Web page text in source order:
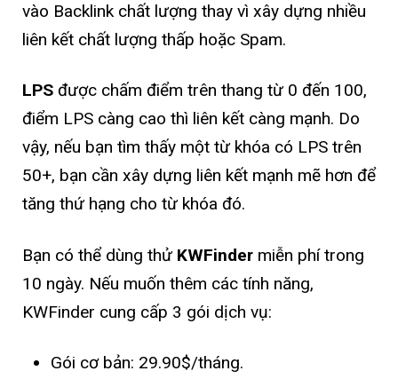
vào Backlink chất lượng thay vì xây dựng nhiều
liên kết chất lượng thấp hoặc Spam.
LPS được chấm điểm trên thang từ 0 đến 100,
điểm LPS càng cao thì liên kết càng mạnh. Do
vậy, nếu bạn tìm thấy một từ khóa có LPS trên
50+, bạn cần xây dựng liên kết mạnh mẽ hơn để
tăng thứ hạng cho từ khóa đó.
Bạn có thể dùng thử KWFinder miễn phí trong
10 ngày. Nếu muốn thêm các tính năng,
KWFinder cung cấp 3 gói dịch vụ:
Gói cơ bản: 29.90$/tháng.